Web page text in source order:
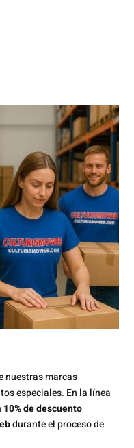
nuestras marcas
especiales. En la línea
10% de descuento
durante el proceso de